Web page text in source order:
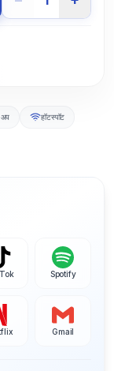
अप हॉटस्पॉट
Spotify
Gmail